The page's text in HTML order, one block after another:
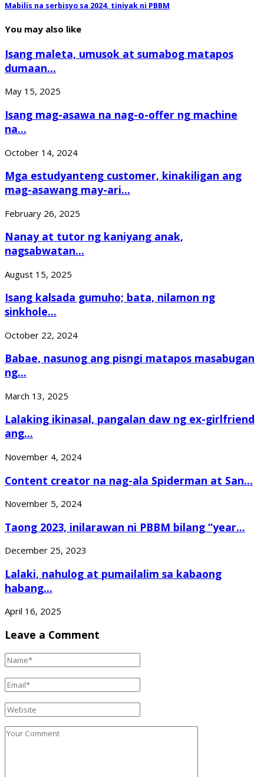
Mabilis na serbisyo sa 2024, tiniyak ni PBBM
You may also like
Isang maleta, umusok at sumabog matapos
dumaan...
May 15, 2025
Isang mag-asawa na nag-o-offer ng machine
na...
October 14, 2024
Mga estudyanteng customer, kinakiligan ang
mag-asawang may-ari...
February 26, 2025
Nanay at tutor ng kaniyang anak,
nagsabwatan...
August 15, 2025
Isang kalsada gumuho; bata, nilamon ng
sinkhole...
October 22, 2024
Babae, nasunog ang pisngi matapos masabugan
ng...
March 13, 2025
Lalaking ikinasal, pangalan daw ng ex-girlfriend
ang...
November 4, 2024
Content creator na nag-ala Spiderman at San...
November 5, 2024
Taong 2023, inilarawan ni PBBM bilang “year...
December 25, 2023
Lalaki, nahulog at pumailalim sa kabaong
habang...
April 16, 2025
Leave a Comment